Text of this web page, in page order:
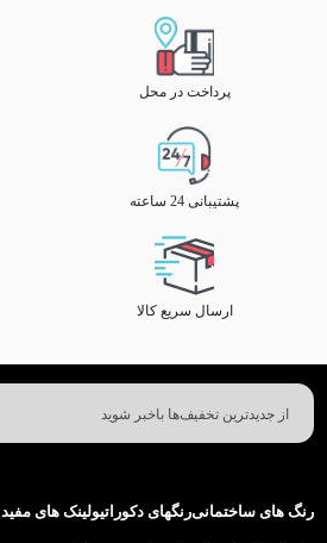
پرداخت در محل
پشتیبانی 24 ساعته
ارسال سریع کالا
رنگ های ساختمانیرنگهای دکوراتیولینک های مفید